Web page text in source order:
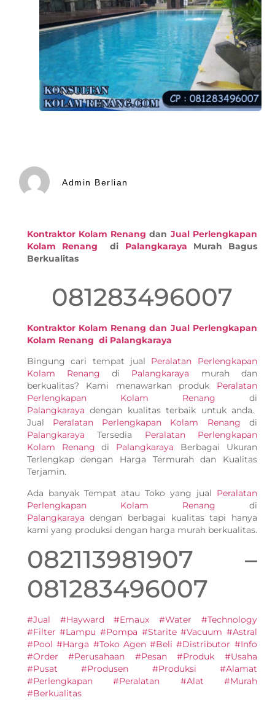
Admin Berlian
Kontraktor Kolam Renang dan Jual Perlengkapan
Kolam Renang
di Palangkaraya Murah Bagus
Berkualitas
081283496007
Kontraktor Kolam Renang dan Jual Perlengkapan
Kolam Renang di Palangkaraya
Bingung cari tempat jual Peralatan Perlengkapan
Kolam Renangdi Palangkaraya murah dan
berkualitas? Kami menawarkan produk Peralatan
Perlengkapan Kolam Renang di
Palangkaraya dengan kualitas terbaik untuk anda.
Jual Peralatan Perlengkapan Kolam Renang di
Palangkaraya Tersedia Peralatan Perlengkapan
Kolam Renang di Palangkaraya Berbagai Ukuran
Terlengkap dengan Harga Termurah dan Kualitas
Terjamin.
Ada banyak Tempat atau Toko yang jual Peralatan
Perlengkapan Kolam Renang di
Palangkaraya dengan berbagai kualitas tapi hanya
kami yang produksi dengan harga murah berkualitas.
082113981907 –
081283496007
#Jual #Hayward #Emaux #Water #Technology
#Filter #Lampu #Pompa #Starite #Vacuum #Astral
#Pool #Harga #Toko Agen #Beli #Distributor #Info
#Order #Perusahaan #Pesan #Produk #Usaha
#Pusat #Produsen #Produksi #Alamat
#Perlengkapan #Peralatan #Alat #Murah
#Berkualitas